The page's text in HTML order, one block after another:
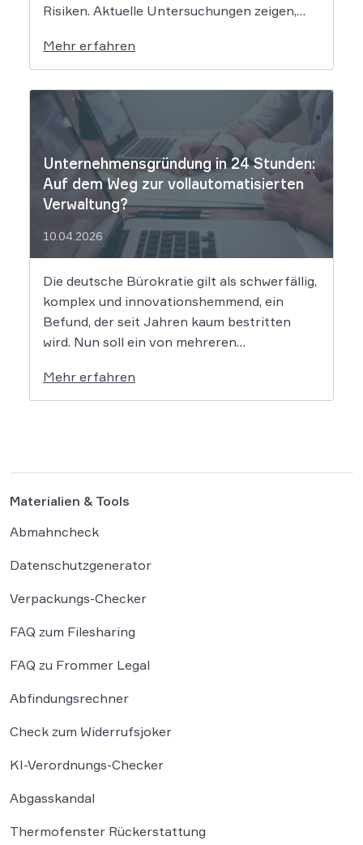
Risiken. Aktuelle Untersuchungen zeigen,
Bewerbungsprozessen systematisch
rassistisch aussortieren und Frauen zu
geringeren Gehaltsforderungen raten. Diese
digitalen Vorurteile stellen Unternehmen
vor massive Haftungsrisiken nach dem
Allgemeinen Gleichbehandlungsgesetz. Die
fortschreitende Digitalisierung […]
Mehr erfahren
Unternehmensgründung in 24 Stunden:
Auf dem Weg zur vollautomatisierten
Verwaltung?
10.04.2026
Die deutsche Bürokratie gilt als schwerfällig,
komplex und innovationshemmend, ein
Befund, der seit Jahren kaum bestritten
wird. Nun soll ein von mehreren
Reformprojekt Abhilfe schaffen. Der Ansatz
ist ambitioniert: Unternehmensgründungen
Mehr erfahren
Materialien & Tools
Abmahncheck
Datenschutzgenerator
Verpackungs-Checker
FAQ zum Filesharing
FAQ zu Frommer Legal
Abfindungsrechner
Check zum Widerrufsjoker
KI-Verordnungs-Checker
Abgasskandal
Thermofenster Rückerstattung